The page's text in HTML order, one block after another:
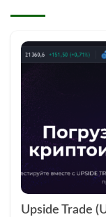
Upside Trade